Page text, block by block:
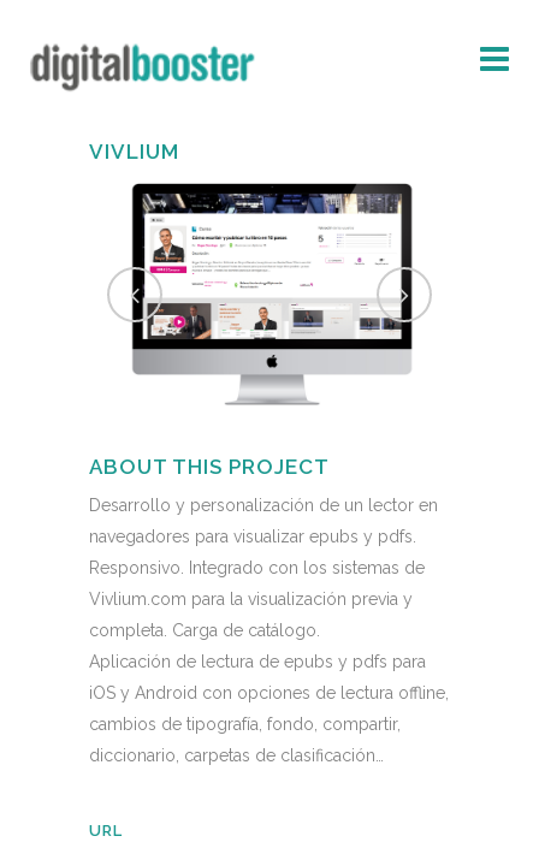
VIVLIUM
ABOUT THIS PROJECT
Desarrollo y personalización de un lector en
navegadores para visualizar epubs y pdfs.
Responsivo. Integrado con los sistemas de
Vivlium.com para la visualización previa y
completa. Carga de catálogo.
Aplicación de lectura de epubs y pdfs para
iOS y Android con opciones de lectura offline,
cambios de tipografía, fondo, compartir,
diccionario, carpetas de clasificación…
URL